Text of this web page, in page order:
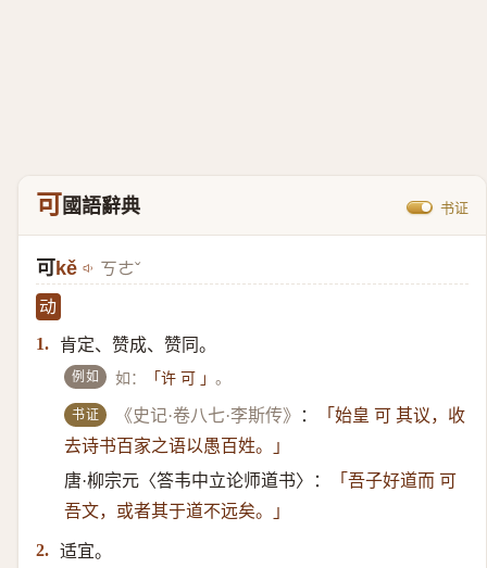
可國語辭典 书证
可 kě ㄎㄜˇ
动
1.
肯定、赞成、赞同。
例如 如： 「许 可 」。
书证 《史记·卷八七·李斯传》 ：
「始皇 可 其议，收
去诗书百家之语以愚百姓。」
唐·柳宗元〈答韦中立论师道书〉：
「吾子好道而 可
吾文，或者其于道不远矣。」
2. 适宜。